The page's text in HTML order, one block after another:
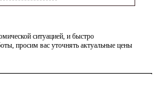
ситуацией, и быстро
просим вас уточнять актуальные цены